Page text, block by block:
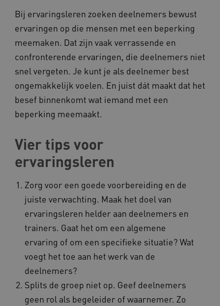
Bij ervaringsleren zoeken deelnemers bewust
ervaringen op die mensen met een beperking
meemaken. Dat zijn vaak verrassende en
confronterende ervaringen, die deelnemers niet
snel vergeten. Je kunt je als deelnemer best
ongemakkelijk voelen. En juist dát maakt dat het
besef binnenkomt wat iemand met een
beperking meemaakt.
Vier tips voor
ervaringsleren
Zorg voor een goede voorbereiding en de
juiste verwachting. Maak het doel van
ervaringsleren helder aan deelnemers en
trainers. Gaat het om een algemene
ervaring of om een specifieke situatie? Wat
voegt het toe aan het werk van de
deelnemers?
Splits de groep niet op. Geef deelnemers
geen rol als begeleider of waarnemer. Zo
CookieScriptConsent
CookieScript
vilans.blueconic.net
AWSALBCORS
a594.kennispleingehandicaptensector.nl
UMB_SESSION www.kennispleingehandicaptensector.nl
.www.kennispleingehandicaptensector.nl